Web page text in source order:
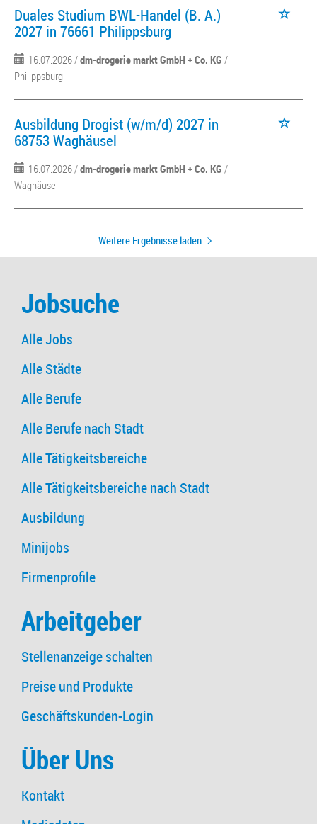
Duales Studium BWL-Handel (B. A.)
2027 in 76661 Philippsburg
16.07.2026 /dm-drogerie markt GmbH + Co. KG /
Philippsburg
Ausbildung Drogist (w/m/d) 2027 in
68753 Waghäusel
16.07.2026 /dm-drogerie markt GmbH + Co. KG /
Waghäusel
Weitere Ergebnisse laden
Jobsuche
Alle Jobs
Alle Städte
Alle Berufe
Alle Berufe nach Stadt
Alle Tätigkeitsbereiche
Alle Tätigkeitsbereiche nach Stadt
Ausbildung
Minijobs
Firmenprofile
Arbeitgeber
Stellenanzeige schalten
Preise und Produkte
Geschäftskunden-Login
Über Uns
Kontakt